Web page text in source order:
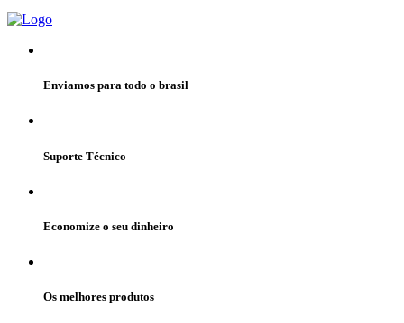
Enviamos para todo o brasil
Suporte Técnico
Economize o seu dinheiro
Os melhores produtos